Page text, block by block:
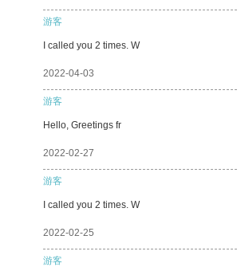
游客
I called you 2 times. W
2022-04-03
游客
Hello, Greetings fr
2022-02-27
游客
I called you 2 times. W
2022-02-25
游客